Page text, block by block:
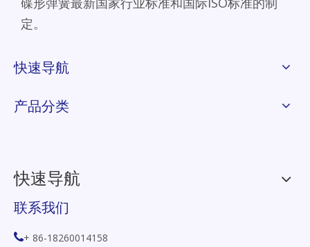
定。
快速导航
产品分类
快速导航
联系我们
+ 86-18260014158